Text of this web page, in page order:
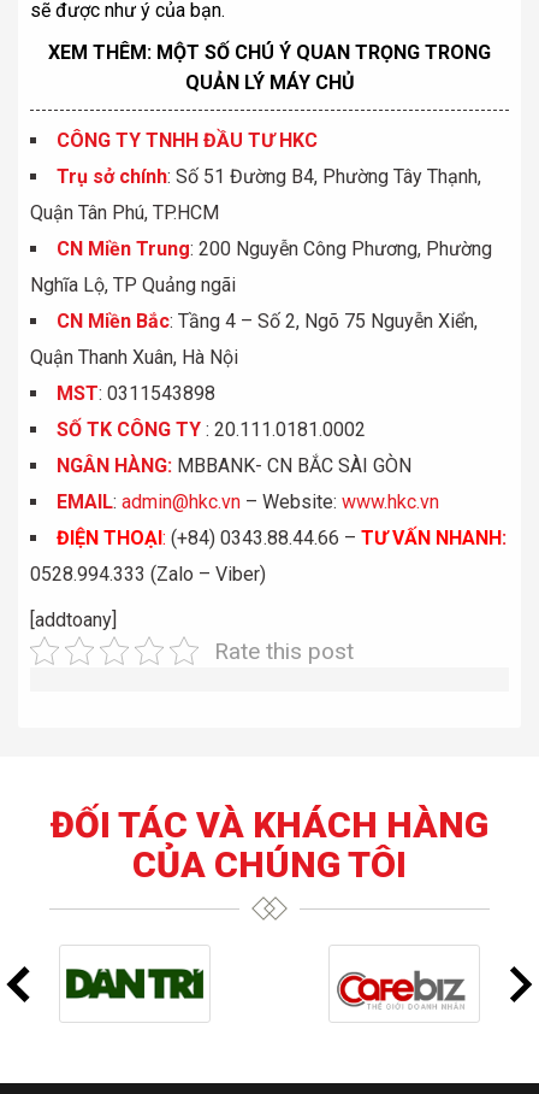
sẽ được như ý của bạn.
XEM THÊM: MỘT SỐ CHÚ Ý QUAN TRỌNG TRONG
QUẢN LÝ MÁY CHỦ
CÔNG TY TNHH ĐẦU TƯ HKC
Trụ sở chính: Số 51 Đường B4, Phường Tây Thạnh,
Quận Tân Phú, TP.HCM
CN Miền Trung: 200 Nguyễn Công Phương, Phường
Nghĩa Lộ, TP Quảng ngãi
CN Miền Bắc: Tầng 4 – Số 2, Ngõ 75 Nguyễn Xiển,
Quận Thanh Xuân, Hà Nội
MST: 0311543898
SỐ TK CÔNG TY : 20.111.0181.0002
NGÂN HÀNG: MBBANK- CN BẮC SÀI GÒN
EMAIL: admin@hkc.vn – Website: www.hkc.vn
ĐIỆN THOẠI: (+84) 0343.88.44.66 – TƯ VẤN NHANH:
0528.994.333 (Zalo – Viber)
[addtoany]
Rate this post
ĐỐI TÁC VÀ KHÁCH HÀNG
CỦA CHÚNG TÔI